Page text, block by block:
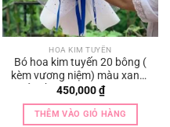
HOA KIM TUYẾN
Bó hoa kim tuyến 20 bông (
kèm vương niệm) màu xanh ,
đỏ , hồng , tím , vàng, bạc
450,000₫
THÊM VÀO GIỎ HÀNG